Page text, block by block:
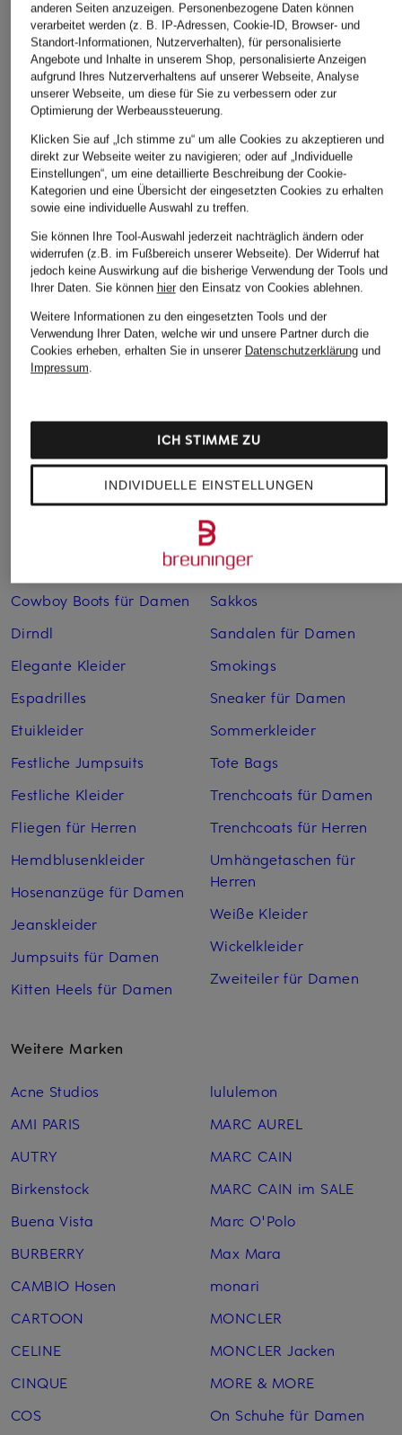
VOSSEN
Unisex-Bademantel
TEXAS
mit Kapuze
ab CHF 90
weseta switzerland
Unisex-Bademantel
CHF 349
en VOGUE
Unisex-Bademantel
mit Kapuze
Weitere Kategorien
Abendkleider
Bademäntel für Herren
Bikinis für Damen
Boleros für Damen
Cowboy Boots für Damen
Dirndl
Elegante Kleider
Espadrilles
Etuikleider
Festliche Jumpsuits
Festliche Kleider
Fliegen für Herren
Hemdblusenkleider
Hosenanzüge für Damen
Jeanskleider
Jumpsuits für Damen
Kitten Heels für Damen
Lederjacken für Herren
Leinenhosen für Herren
Leinenkleider
Maxikleider
Regenmäntel für Damen
Sakkos
Sandalen für Damen
Smokings
Sneaker für Damen
Sommerkleider
Tote Bags
Trenchcoats für Damen
Trenchcoats für Herren
Umhängetaschen für
Herren
Weiße Kleider
Wickelkleider
Zweiteiler für Damen
Weitere Marken
Acne Studios
AMI PARIS
AUTRY
Birkenstock
Buena Vista
BURBERRY
CAMBIO Hosen
CARTOON
CELINE
CINQUE
COS
lululemon
MARC AUREL
MARC CAIN
MARC CAIN im SALE
Marc O'Polo
Max Mara
monari
MONCLER
MONCLER Jacken
MORE & MORE
On Schuhe für Damen
anderen Seiten anzuzeigen. Personenbezogene Daten können
verarbeitet werden (z. B. IP-Adressen, Cookie-ID, Browser- und
Standort-Informationen, Nutzerverhalten), für personalisierte
Angebote und Inhalte in unserem Shop, personalisierte Anzeigen
aufgrund Ihres Nutzerverhaltens auf unserer Webseite, Analyse
unserer Webseite, um diese für Sie zu verbessern oder zur
Optimierung der Werbeaussteuerung.
Klicken Sie auf „Ich stimme zu“ um alle Cookies zu akzeptieren und
direkt zur Webseite weiter zu navigieren; oder auf „Individuelle
Einstellungen“, um eine detaillierte Beschreibung der Cookie-
Kategorien und eine Übersicht der eingesetzten Cookies zu erhalten
sowie eine individuelle Auswahl zu treffen.
Sie können Ihre Tool-Auswahl jederzeit nachträglich ändern oder
widerrufen (z.B. im Fußbereich unserer Webseite). Der Widerruf hat
jedoch keine Auswirkung auf die bisherige Verwendung der Tools und
Ihrer Daten. Sie können hierden Einsatz von Cookies ablehnen.
Weitere Informationen zu den eingesetzten Tools und der
Verwendung Ihrer Daten, welche wir und unsere Partner durch die
Cookies erheben, erhalten Sie in unserer Datenschutzerklärungund
Impressum.
INDIVIDUELLE EINSTELLUNGEN
ICH STIMME ZU